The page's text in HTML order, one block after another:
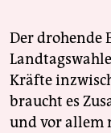
Der drohende
Kräfte
braucht es
und vor allem